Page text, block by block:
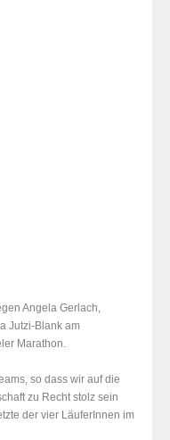
Angela Gerlach,
Jutzi-Blank am
Marathon.
so dass wir auf die
zu Recht stolz sein
der vier LäuferInnen im